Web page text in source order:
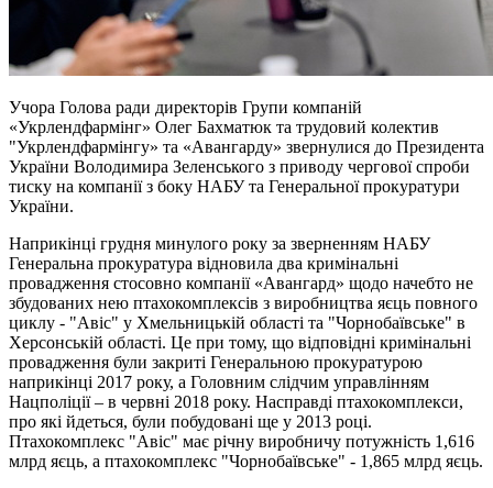
Учора Голова ради директорів Групи компаній
«Укрлендфармінг» Олег Бахматюк та трудовий колектив
"Укрлендфармінгу» та «Авангарду» звернулися до Президента
України Володимира Зеленського з приводу чергової спроби
тиску на компанії з боку НАБУ та Генеральної прокуратури
України.
Наприкінці грудня минулого року за зверненням НАБУ
Генеральна прокуратура відновила два кримінальні
провадження стосовно компанії «Авангард» щодо начебто не
збудованих нею птахокомплексів з виробництва яєць повного
циклу - "Авіс" у Хмельницькій області та "Чорнобаївське" в
Херсонській області. Це при тому, що відповідні кримінальні
провадження були закриті Генеральною прокуратурою
наприкінці 2017 року, а Головним слідчим управлінням
Нацполіції – в червні 2018 року. Насправді птахокомплекси,
про які йдеться, були побудовані ще у 2013 році.
Птахокомплекс "Авіс" має річну виробничу потужність 1,616
млрд яєць, а птахокомплекс "Чорнобаївське" - 1,865 млрд яєць.